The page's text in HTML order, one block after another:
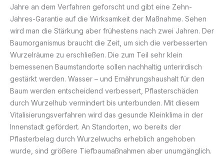
Jahre an dem Verfahren geforscht und gibt eine Zehn-
Jahres-Garantie auf die Wirksamkeit der Maßnahme. Sehen
wird man die Stärkung aber frühestens nach zwei Jahren. Der
Baumorganismus braucht die Zeit, um sich die verbesserten
Wurzelräume zu erschließen. Die zum Teil sehr klein
bemessenen Baumstandorte sollen nachhaltig unterirdisch
gestärkt werden. Wasser – und Ernährungshaushalt für den
Baum werden entscheidend verbessert, Pflasterschäden
durch Wurzelhub vermindert bis unterbunden. Mit diesem
Vitalisierungsverfahren wird das gesunde Kleinklima in der
Innenstadt gefördert. An Standorten, wo bereits der
Pflasterbelag durch Wurzelwuchs erheblich angehoben
wurde, sind größere Tiefbaumaßnahmen aber unumgänglich.